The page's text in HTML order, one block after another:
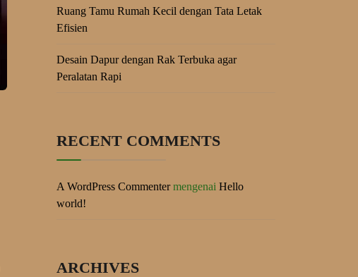
Ruang Tamu Rumah Kecil dengan Tata Letak
Efisien
Desain Dapur dengan Rak Terbuka agar
Peralatan Rapi
RECENT COMMENTS
A WordPress Commentermengenai Hello
world!
ARCHIVES